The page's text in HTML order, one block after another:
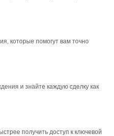
которые помогут вам точно
и знайте каждую сделку как
получить доступ к ключевой